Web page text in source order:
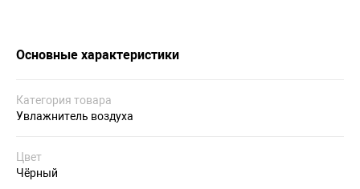
Основные характеристики
Категория товара
Увлажнитель воздуха
Цвет
Чёрный